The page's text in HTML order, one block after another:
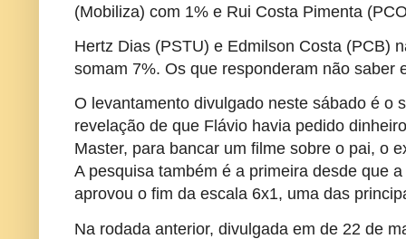
(Mobiliza) com 1% e Rui Costa Pimenta
Hertz Dias (PSTU) e Edmilson Costa (PCB)
somam 7%. Os que responderam não saber
O levantamento divulgado neste sábado é o
revelação de que Flávio havia pedido
Master, para bancar um filme sobre o pai, o
A pesquisa também é a primeira desde que
aprovou o fim da escala 6x1, uma das
Na rodada anterior, divulgada em de 22 de